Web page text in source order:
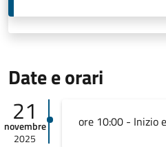
Date e orari
21
novembre
2025
ore 10:00 - Inizio